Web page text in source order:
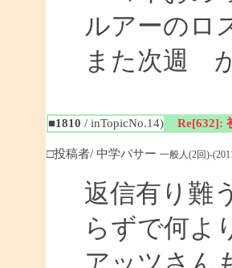
ルアーのロ
また次週
■1810 / inTopicNo.14) Re[632]:
□投稿者/ 中学バサー 一般人(2回)-
返信有り難
らずで何よ